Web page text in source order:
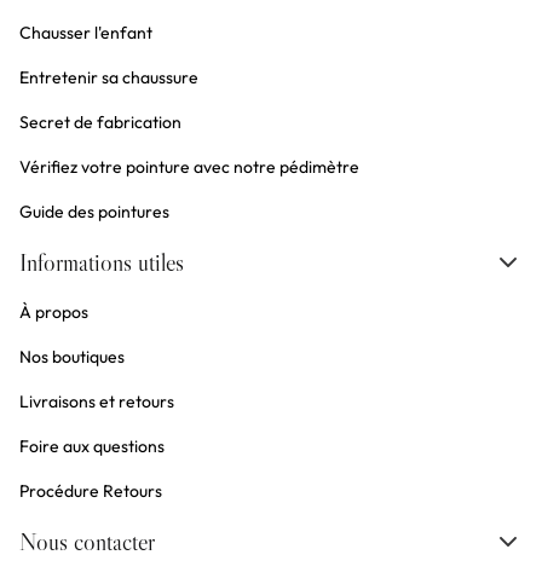
Chausser l'enfant
Entretenir sa chaussure
Secret de fabrication
Vérifiez votre pointure avec notre pédimètre
Guide des pointures
Informations utiles
À propos
Nos boutiques
Livraisons et retours
Foire aux questions
Procédure Retours
Nous contacter